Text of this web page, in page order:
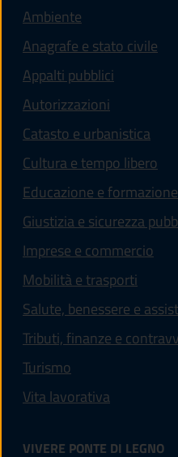
Ambiente
Anagrafe e stato civile
Appalti pubblici
Autorizzazioni
Catasto e urbanistica
Cultura e tempo libero
Educazione e formazione
Giustizia e sicurezza
Imprese e commercio
Mobilità e trasporti
Salute, benessere e
Tributi, finanze e
Turismo
Vita lavorativa
VIVERE PONTE DI LEGNO